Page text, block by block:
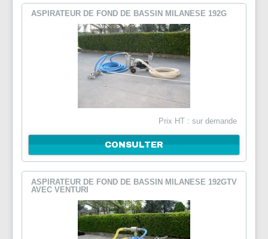
ASPIRATEUR DE FOND DE BASSIN MILANESE 192G
Prix HT : sur demande
CONSULTER
ASPIRATEUR DE FOND DE BASSIN MILANESE 192GTV
AVEC VENTURI